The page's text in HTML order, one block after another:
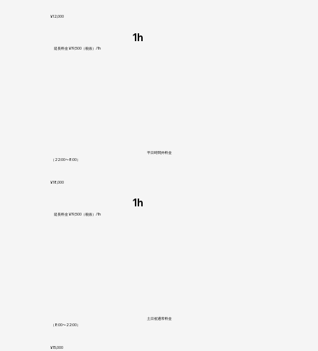
¥12,000
1h
延長料金 ¥19,500（税抜）/1h
平日時間外料金
（22:00〜8:00）
¥18,000
1h
延長料金 ¥19,500（税抜）/1h
土日祝通常料金
（8:00〜22:00）
¥15,000